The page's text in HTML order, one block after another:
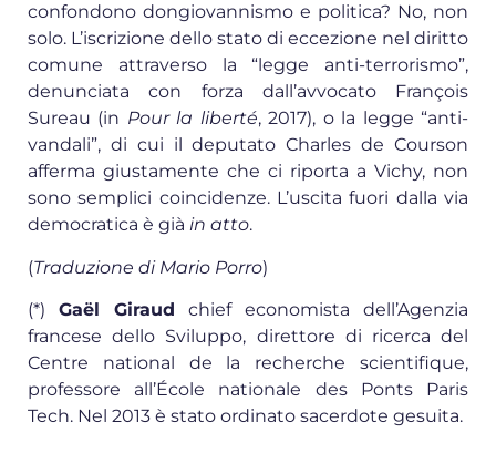
confondono dongiovannismo e politica? No, non
solo. L’iscrizione dello stato di eccezione nel diritto
comune attraverso la “legge anti-terrorismo”,
denunciata con forza dall’avvocato François
Sureau (in Pour la liberté, 2017), o la legge “anti-
vandali”, di cui il deputato Charles de Courson
afferma giustamente che ci riporta a Vichy, non
sono semplici coincidenze. L’uscita fuori dalla via
democratica è già in atto.
(Traduzione di Mario Porro)
(*) Gaël Giraud chief economista dell’Agenzia
francese dello Sviluppo, direttore di ricerca del
Centre national de la recherche scientifique,
professore all’École nationale des Ponts Paris
Tech. Nel 2013 è stato ordinato sacerdote gesuita.